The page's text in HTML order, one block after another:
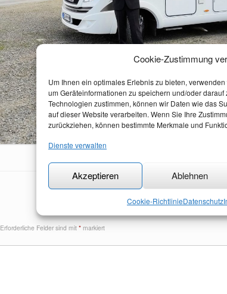
Cookie-Zustimmung
Um Ihnen ein optimales Erlebnis zu bieten,
um Geräteinformationen zu speichern und/oder
Technologien zustimmen, können wir Daten wie das
auf dieser Website verarbeiten. Wenn Sie Ihre
zurückziehen, können bestimmte Merkmale und
Dienste verwalten
Akzeptieren Ablehnen
Cookie-RichtlinieDatenschutz
Erforderliche Felder sind mit * markiert